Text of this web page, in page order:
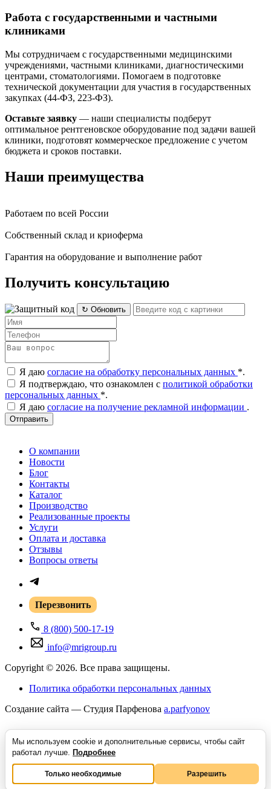
Работа с государственными и частными
клиниками
Мы сотрудничаем с государственными медицинскими
учреждениями, частными клиниками, диагностическими
центрами, стоматологиями. Помогаем в подготовке
технической документации для участия в государственных
закупках (44-ФЗ, 223-ФЗ).
Оставьте заявку — наши специалисты подберут
оптимальное рентгеновское оборудование под задачи вашей
клиники, подготовят коммерческое предложение с учетом
бюджета и сроков поставки.
Наши преимущества
Работаем по всей России
Собственный склад и криоферма
Гарантия на оборудование и выполнение работ
Получить консультацию
↻ Обновить
Я даю согласие на обработку персональных данных *.
Я подтверждаю, что ознакомлен с политикой обработки
персональных данных *.
Я даю согласие на получение рекламной информации .
Отправить
О компании
Новости
Блог
Контакты
Каталог
Производство
Реализованные проекты
Услуги
Оплата и доставка
Отзывы
Вопросы ответы
Перезвонить
8 (800) 500-17-19
info@mrigroup.ru
Copyright © 2026. Все права защищены.
Политика обработки персональных данных
Создание сайта — Студия Парфенова a.parfyonov
Мы используем cookie и дополнительные сервисы, чтобы сайт
работал лучше. Подробнее
Только необходимые Разрешить
ГК «Резонанс» — поставщик медицинского оборудования в России.
медицинское оборудованиедля МРТ, КТ, УЗИ и рентген-диагностики под
ключ. Контракты с Siemens, Philips, GE, Hitachi, Canon. Сервис 24/7, лизинг,
трейд-ин. 300+ проектов в 85 регионах.